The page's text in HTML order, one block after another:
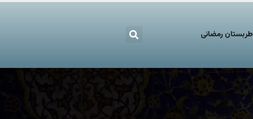
طربستان رمضانی